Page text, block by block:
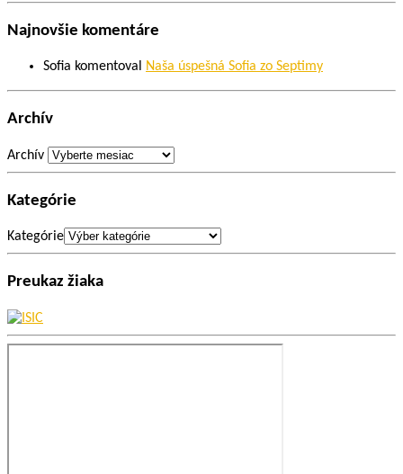
Najnovšie komentáre
Sofia komentoval Naša úspešná Sofia zo Septimy
Archív
Archív
Kategórie
Kategórie
Preukaz žiaka